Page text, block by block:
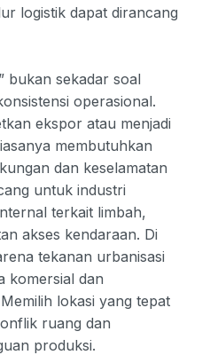
logistik dapat dirancang
bukan sekadar soal
operasional.
ekspor atau menjadi
membutuhkan
dan keselamatan
untuk industri
terkait limbah,
akses kendaraan. Di
tekanan urbanisasi
komersial dan
lokasi yang tepat
ruang dan
produksi.